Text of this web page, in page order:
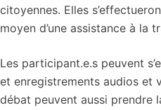
citoyennes. Elles
moyen d’une assistance à la
Les participant.e.s peuvent
et enregistrements audios et
débat peuvent aussi prendre